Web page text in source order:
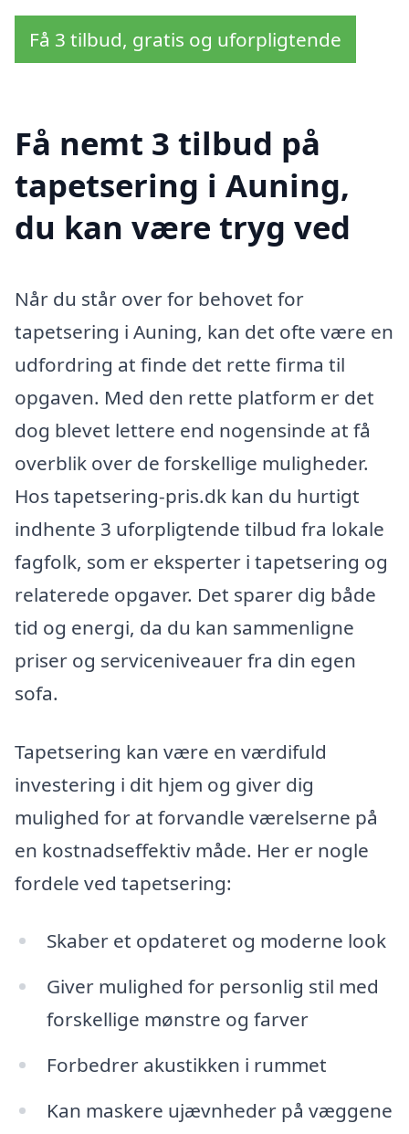
Få 3 tilbud, gratis og uforpligtende
Få nemt 3 tilbud på
tapetsering i Auning,
du kan være tryg ved
Når du står over for behovet for
tapetsering i Auning, kan det ofte være en
udfordring at finde det rette firma til
opgaven. Med den rette platform er det
dog blevet lettere end nogensinde at få
overblik over de forskellige muligheder.
Hos tapetsering-pris.dk kan du hurtigt
indhente 3 uforpligtende tilbud fra lokale
fagfolk, som er eksperter i tapetsering og
relaterede opgaver. Det sparer dig både
tid og energi, da du kan sammenligne
priser og serviceniveauer fra din egen
sofa.
Tapetsering kan være en værdifuld
investering i dit hjem og giver dig
mulighed for at forvandle værelserne på
en kostnadseffektiv måde. Her er nogle
fordele ved tapetsering:
Skaber et opdateret og moderne look
Giver mulighed for personlig stil med
forskellige mønstre og farver
Forbedrer akustikken i rummet
Kan maskere ujævnheder på væggene